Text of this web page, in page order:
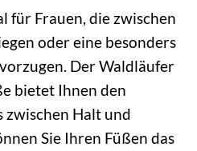
für Frauen, die zwischen
oder eine besonders
Der Waldläufer
bietet Ihnen den
zwischen Halt und
Sie Ihren Füßen das